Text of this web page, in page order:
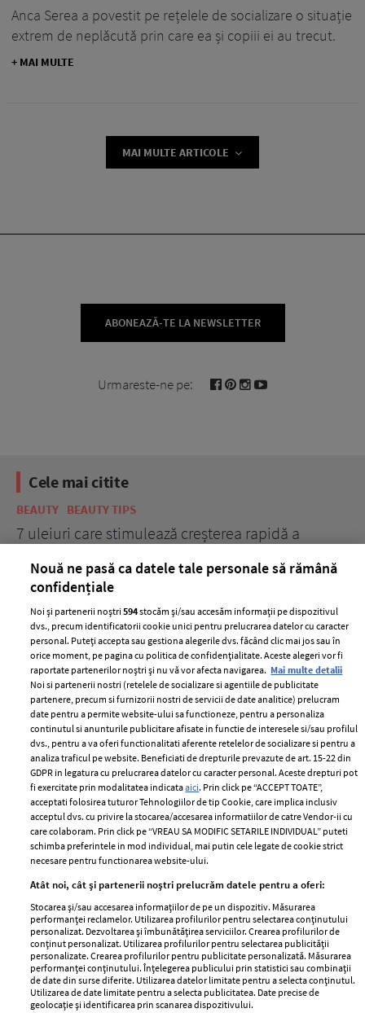
Anca Serea a povestit pe rețelele de socializare o situație
extrem de neplăcută prin care ea și copiii ei au trecut.
+ MAI MULTE
MAI MULTE ARTICOLE
ABONEAZĂ-TE LA NEWSLETTER
Urmareste-ne pe:
Cele mai citite
BEAUTY BEAUTY TIPS
7 uleiuri care stimulează creșterea rapidă a
ELLE Style Awards
2024
Despre ELLE
Romania
Contact
Abonamente
Termeni si conditii
Politica de
confidențialitate
Politica de cookies
Publicitate
GSP
Unica
Baby
Retete
femei
Viva
Avantaje
Retete practice
Nouă ne pasă ca datele tale personale să rămână
confidențiale
Noi și partenerii noștri594stocăm și/sau accesăm informații pe dispozitivul
dvs., precum identificatorii cookie unici pentru prelucrarea datelor cu caracter
personal. Puteți accepta sau gestiona alegerile dvs. făcând clic mai jos sau în
orice moment, pe pagina cu politica de confidențialitate. Aceste alegeri vor fi
raportate partenerilor noștri și nu vă vor afecta navigarea. Mai multe detalii
Noi si partenerii nostri (retelele de socializare si agentiile de publicitate
partenere, precum si furnizorii nostri de servicii de date analitice) prelucram
date pentru a permite website-ului sa functioneze, pentru a personaliza
continutul si anunturile publicitare afisate in functie de interesele si/sau profilul
dvs., pentru a va oferi functionalitati aferente retelelor de socializare si pentru a
analiza traficul pe website. Beneficiati de drepturile prevazute de art. 15-22 din
GDPR in legatura cu prelucrarea datelor cu caracter personal. Aceste drepturi pot
fi exercitate prin modalitatea indicataaici. Prin click pe “ACCEPT TOATE”,
acceptati folosirea tuturor Tehnologiilor de tip Cookie, care implica inclusiv
acceptul dvs. cu privire la stocarea/accesarea informatiilor de catre Vendor-ii cu
care colaboram. Prin click pe “VREAU SA MODIFIC SETARILE INDIVIDUAL” puteti
schimba preferintele in mod individual, mai putin cele legate de cookie strict
necesare pentru functionarea website-ului.
Atât noi, cât și partenerii noștri prelucrăm datele pentru a oferi:
Stocarea și/sau accesarea informațiilor de pe un dispozitiv. Măsurarea
performanței reclamelor. Utilizarea profilurilor pentru selectarea conținutului
personalizat. Dezvoltarea și îmbunătățirea serviciilor. Crearea profilurilor de
conținut personalizat. Utilizarea profilurilor pentru selectarea publicității
personalizate. Crearea profilurilor pentru publicitate personalizată. Măsurarea
performanței conținutului. Înțelegerea publicului prin statistici sau combinații
de date din surse diferite. Utilizarea datelor limitate pentru a selecta conținutul.
Utilizarea de date limitate pentru a selecta publicitatea. Date precise de
geolocație și identificarea prin scanarea dispozitivului.